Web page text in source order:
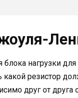
блока нагрузки
какой резистор
друг от